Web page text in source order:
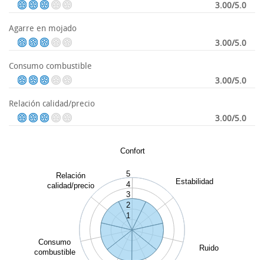
3.00/5.0
Agarre en mojado
3.00/5.0
Consumo combustible
3.00/5.0
Relación calidad/precio
3.00/5.0
Confort
Estabilidad
Ruido
Consumo
combustible
Relación
calidad/precio
1
2
3
4
5